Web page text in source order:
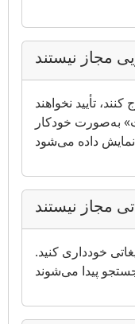
درج کنند، تأیید نخواهند
به‌صورت خودکار
مجاز نیستند
خودداری کنید.